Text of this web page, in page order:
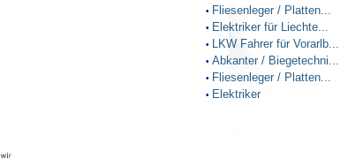
• Fliesenleger / Platten...
• Elektriker für Liechte...
• LKW Fahrer für Vorarlb...
• Abkanter / Biegetechni...
• Fliesenleger / Platten...
• Elektriker